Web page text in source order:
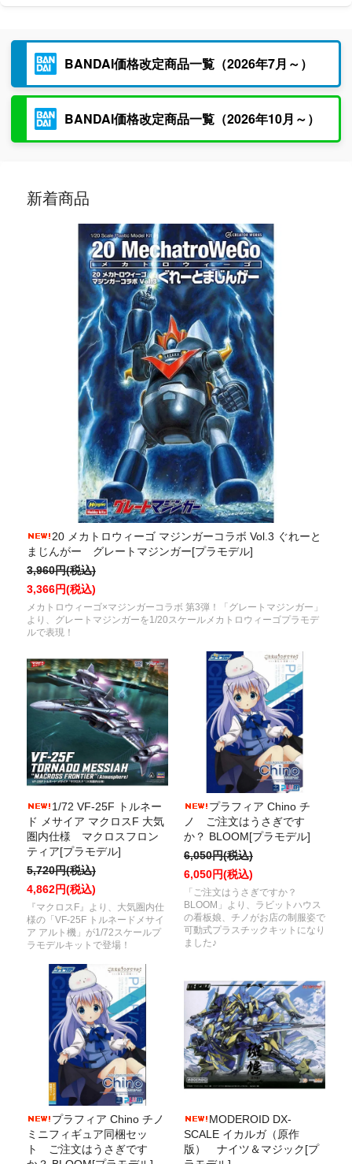
BANDAI価格改定商品一覧（2026年7月～）
BANDAI価格改定商品一覧（2026年10月～）
新着商品
20 メカトロウィーゴ マジンガーコラボ Vol.3 ぐれーと
まじんがー グレートマジンガー[プラモデル]
3,960円(税込)
3,366円(税込)
メカトロウィーゴ×マジンガーコラボ 第3弾！「グレートマジンガー」
より、グレートマジンガーを1/20スケールメカトロウィーゴプラモデ
ルで表現！
1/72 VF-25F トルネー
ド メサイア マクロスF 大気
圏内仕様 マクロスフロン
ティア[プラモデル]
5,720円(税込)
4,862円(税込)
『マクロスF』より、大気圏内仕
様の「VF-25F トルネードメサイ
ア アルト機」が1/72スケールプ
ラモデルキットで登場！
プラフィア Chino チ
ノ ご注文はうさぎです
か？ BLOOM[プラモデル]
6,050円(税込)
6,050円(税込)
「ご注文はうさぎですか？
BLOOM」より、ラビットハウス
の看板娘、チノがお店の制服姿で
可動式プラスチックキットになり
ました♪
プラフィア Chino チノ
ミニフィギュア同梱セッ
ト ご注文はうさぎです
MODEROID DX-
SCALE イカルガ（原作
版） ナイツ＆マジック[プ